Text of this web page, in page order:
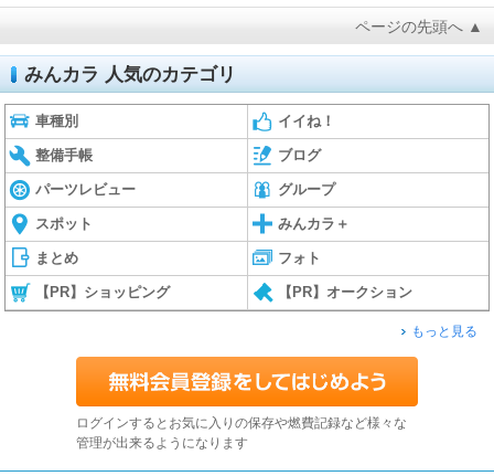
ページの先頭へ ▲
みんカラ 人気のカテゴリ
車種別 イイね！
整備手帳 ブログ
パーツレビュー グループ
スポット みんカラ＋
まとめ フォト
【PR】ショッピング 【PR】オークション
もっと見る
ログインするとお気に入りの保存や燃費記録など様々な
管理が出来るようになります